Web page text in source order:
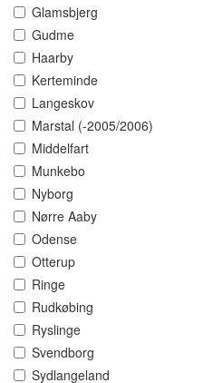
Glamsbjerg
Gudme
Haarby
Kerteminde
Langeskov
Marstal (-2005/2006)
Middelfart
Munkebo
Nyborg
Nørre Aaby
Odense
Otterup
Ringe
Rudkøbing
Ryslinge
Svendborg
Sydlangeland